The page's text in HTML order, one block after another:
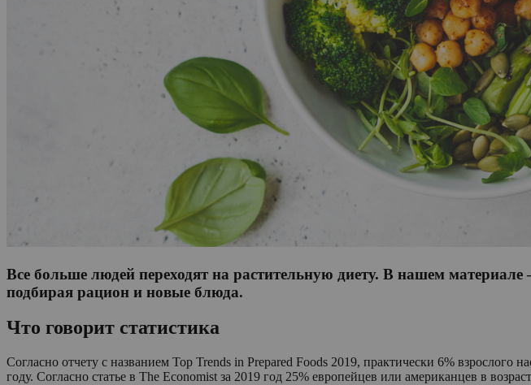
Все больше людей переходят на растительную диету. В нашем
подбирая рацион и новые блюда.
Что говорит статистика
Согласно отчету с названием Top Trends in Prepared Foods 2019, практически 6%
году. Согласно статье в The Economist за 2019 год 25% европейцев или американцев в